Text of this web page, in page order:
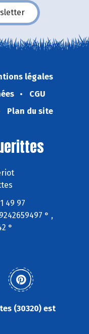
légales
CGU
Plan du site
49 97
° ,
°
(30320) est